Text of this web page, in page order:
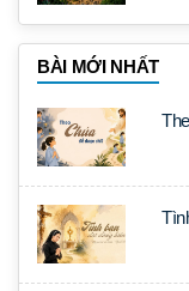
BÀI MỚI NHẤT